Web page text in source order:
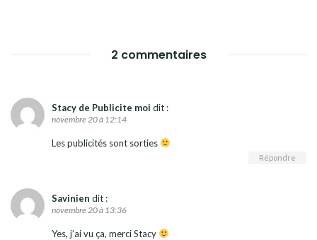
2 commentaires
Stacy de Publicite moi dit :
novembre 20 à 12:14
Les publicités sont sorties
Répondre
Savinien dit :
novembre 20 à 13:36
Yes, j’ai vu ça, merci Stacy